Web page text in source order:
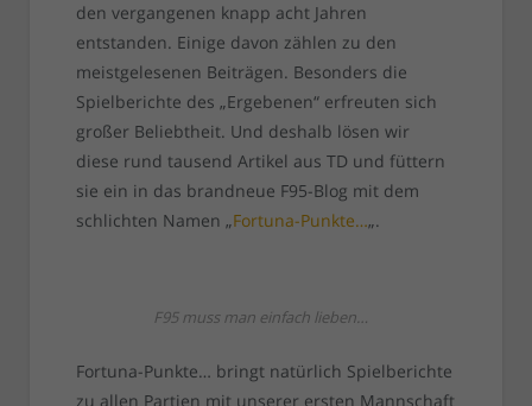
den vergangenen knapp acht Jahren
entstanden. Einige davon zählen zu den
meistgelesenen Beiträgen. Besonders die
Spielberichte des „Ergebenen“ erfreuten sich
großer Beliebtheit. Und deshalb lösen wir
diese rund tausend Artikel aus TD und füttern
sie ein in das brandneue F95-Blog mit dem
schlichten Namen „Fortuna-Punkte…„.
F95 muss man einfach lieben…
Fortuna-Punkte… bringt natürlich Spielberichte
zu allen Partien mit unserer ersten Mannschaft